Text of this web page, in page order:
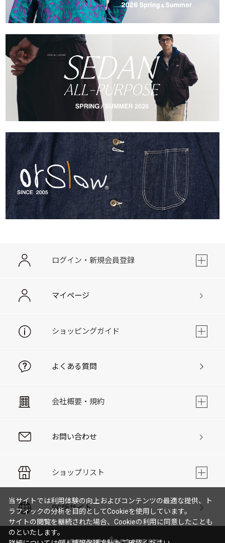
ログイン・新規会員登録
マイページ
ショッピングガイド
よくある質問
会社概要・規約
お問い合わせ
ショップリスト
PC版サイト
当サイトでは利用体験の向上およびコンテンツの最適な提供、ト
ラフィックの分析を目的としてCookieを使用しています。
サイトの閲覧を継続された場合、Cookieの利用に同意したことも
のといたします。